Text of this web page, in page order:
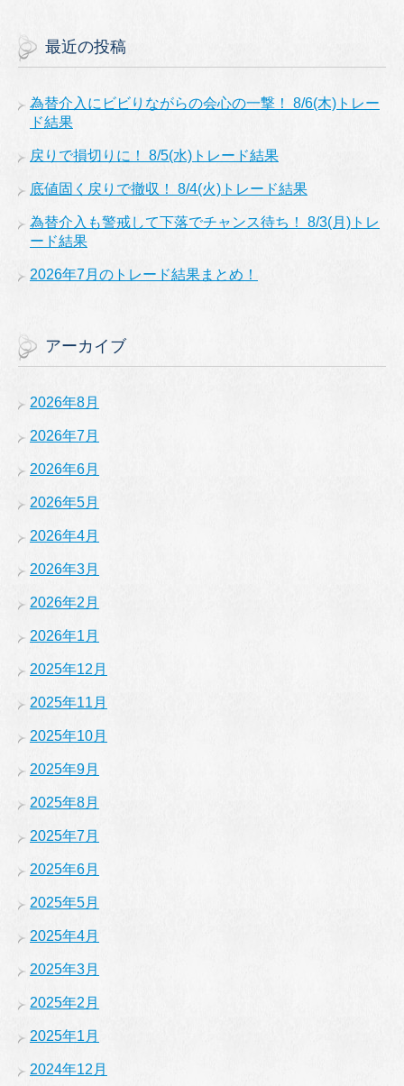
最近の投稿
為替介入にビビりながらの会心の一撃！ 8/6(木)トレー
ド結果
戻りで損切りに！ 8/5(水)トレード結果
底値固く戻りで撤収！ 8/4(火)トレード結果
為替介入も警戒して下落でチャンス待ち！ 8/3(月)トレ
ード結果
2026年7月のトレード結果まとめ！
アーカイブ
2026年8月
2026年7月
2026年6月
2026年5月
2026年4月
2026年3月
2026年2月
2026年1月
2025年12月
2025年11月
2025年10月
2025年9月
2025年8月
2025年7月
2025年6月
2025年5月
2025年4月
2025年3月
2025年2月
2025年1月
2024年12月